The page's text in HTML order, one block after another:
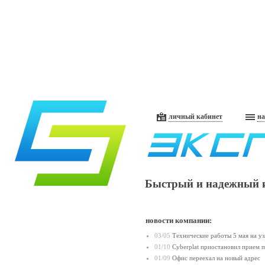
личный кабинет
Быстрый и надежный
новости компании:
03/05 Технические работы 5 мая на
01/10 Cyberplat приостановил прием
01/09 Офис переехал на новый адрес